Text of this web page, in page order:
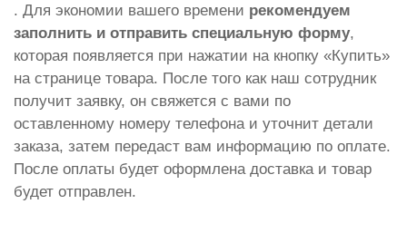
. Для экономии вашего времени рекомендуем
заполнить и отправить специальную форму,
которая появляется при нажатии на кнопку «Купить»
на странице товара. После того как наш сотрудник
получит заявку, он свяжется с вами по
оставленному номеру телефона и уточнит детали
заказа, затем передаст вам информацию по оплате.
После оплаты будет оформлена доставка и товар
будет отправлен.